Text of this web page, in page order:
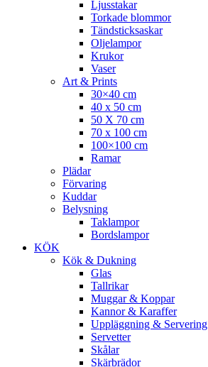
Ljusstakar
Torkade blommor
Tändsticksaskar
Oljelampor
Krukor
Vaser
Art & Prints
30×40 cm
40 x 50 cm
50 X 70 cm
70 x 100 cm
100×100 cm
Ramar
Plädar
Förvaring
Kuddar
Belysning
Taklampor
Bordslampor
KÖK
Kök & Dukning
Glas
Tallrikar
Muggar & Koppar
Kannor & Karaffer
Uppläggning & Servering
Servetter
Skålar
Skärbrädor